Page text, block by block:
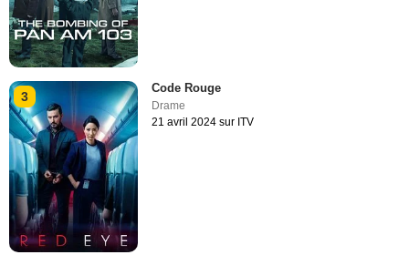
3
Code Rouge
Drame
21 avril 2024 sur ITV